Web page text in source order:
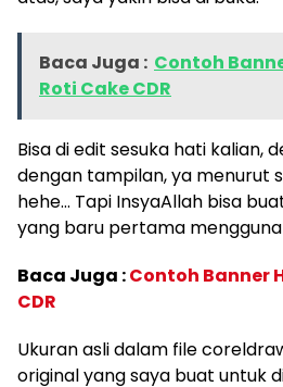
Baca Juga : Contoh
Roti Cake CDR
Bisa di edit sesuka hati kalian,
dengan tampilan, ya menurut
hehe… Tapi InsyaAllah bisa
yang baru pertama
Baca Juga :Contoh Banner
CDR
Ukuran asli dalam file
original yang saya buat untuk